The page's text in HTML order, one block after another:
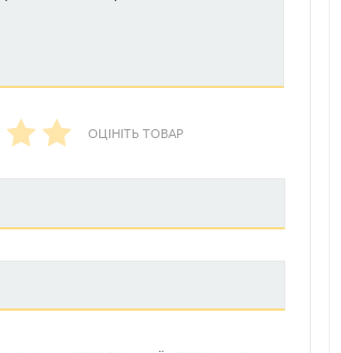
ОЦІНІТЬ ТОВАР